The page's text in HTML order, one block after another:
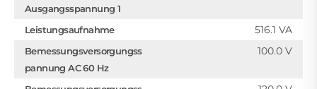
Ausgangsspannung 1
Leistungsaufnahme 516.1 VA
Bemessungsversorgungss
pannung AC 60 Hz
100.0 V